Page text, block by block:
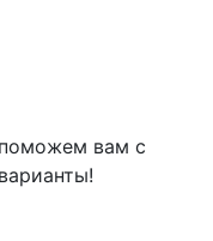
вам с